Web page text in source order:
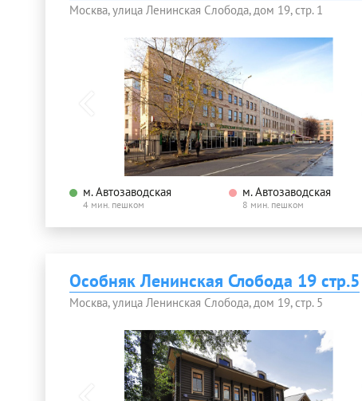
Москва, улица Ленинская Слобода, дом 19, стр. 1
м. Автозаводская
4 мин. пешком
м. Автозаводская
8 мин. пешком
Особняк Ленинская Слобода 19 стр.5
Москва, улица Ленинская Слобода, дом 19, стр. 5